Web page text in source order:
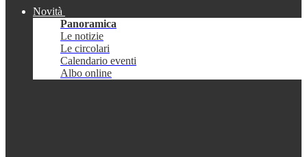
Novità
Panoramica
Le notizie
Le circolari
Calendario eventi
Albo online